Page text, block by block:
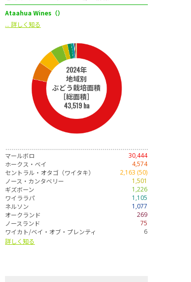
Ataahua Wines（）
... 詳しく知る
2024年
地域別
ぶどう栽培面積
［総面積］
43,519 ha
マールボロ
30,444
ホークス・ベイ
4,574
セントラル・オタゴ（ワイタキ）
2,163 (50)
ノース・カンタベリー
1,501
ギズボーン
1,226
ワイララパ
1,105
ネルソン
1,077
オークランド
269
ノースランド
75
ワイカト/ベイ・オブ・プレンティ
6
詳しく知る